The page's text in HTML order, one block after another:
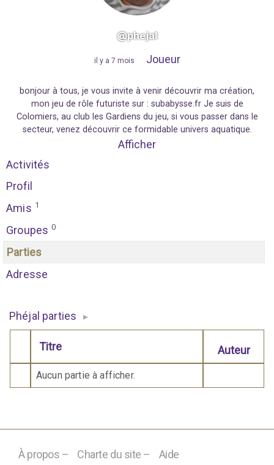
@phejal
il y a 7 mois Joueur
bonjour à tous, je vous invite à venir découvrir ma création,
mon jeu de rôle futuriste sur : subabysse.fr Je suis de
Colomiers, au club les Gardiens du jeu, si vous passer dans le
secteur, venez découvrir ce formidable univers aquatique.
Afficher
Activités
Profil
Amis 1
Groupes 0
Parties
Adresse
Phéjal parties ▸
Comporte des pièces jointes
Titre Auteur
Aucun partie à afficher.
À propos – Charte du site – Aide